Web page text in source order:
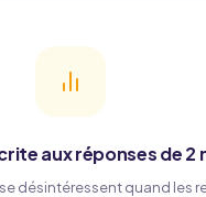
aux réponses de 2
désintéressent quand les